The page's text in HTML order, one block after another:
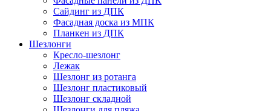
Сайдинг из ДПК
Фасадная доска из МПК
Планкен из ДПК
Шезлонги
Кресло-шезлонг
Лежак
Шезлонг из ротанга
Шезлонг пластиковый
Шезлонг складной